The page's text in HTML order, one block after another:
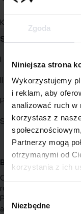
Zgoda
Niniejsza strona
Wykorzystujemy
i reklam, aby
analizować ruch w
korzystasz z
Partnerzy mogą
otrzymanymi od
korzystania z ich
Wybór
zgody
Niezbędne
Kino francuskie,
Studia
I stopnia
II stopnia
Podyplomowe
Studia krótkiego cyklu
Biznes
Consulting i programy
rozwojowe
Projekty
akceleracja